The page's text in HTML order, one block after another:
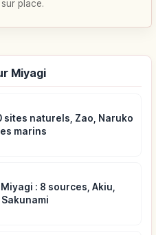
place.
Miyagi
sites naturels, Zao, Naruko
marins
: 8 sources, Akiu,